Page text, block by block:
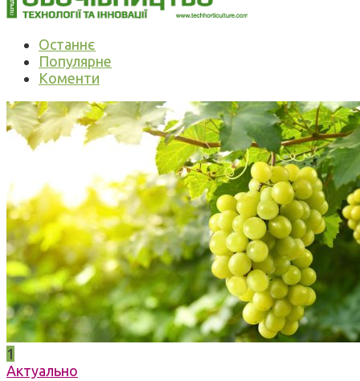
Останнє
Популярне
Коменти
1
Актуально